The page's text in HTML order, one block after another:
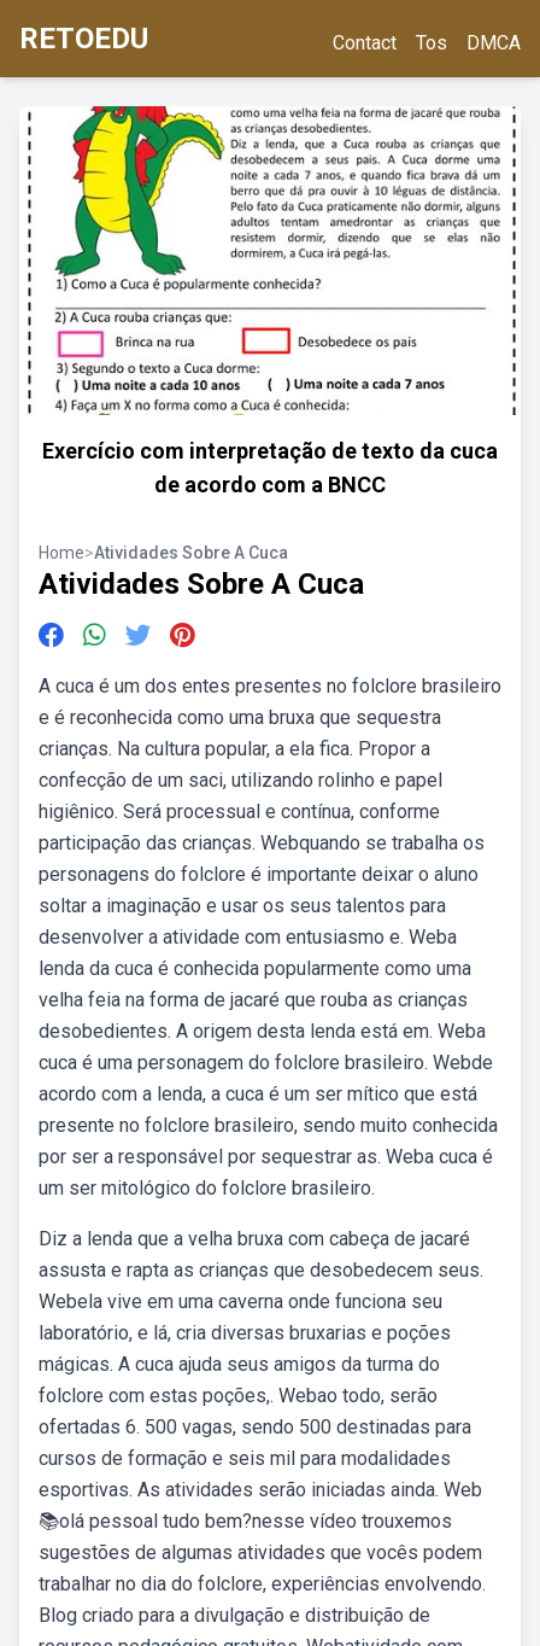
RETOEDU Contact Tos DMCA
Exercício com interpretação de texto da cuca
de acordo com a BNCC
Home>Atividades Sobre A Cuca
Atividades Sobre A Cuca
A cuca é um dos entes presentes no folclore brasileiro
e é reconhecida como uma bruxa que sequestra
crianças. Na cultura popular, a ela fica. Propor a
confecção de um saci, utilizando rolinho e papel
higiênico. Será processual e contínua, conforme
participação das crianças. Webquando se trabalha os
personagens do folclore é importante deixar o aluno
soltar a imaginação e usar os seus talentos para
desenvolver a atividade com entusiasmo e. Weba
lenda da cuca é conhecida popularmente como uma
velha feia na forma de jacaré que rouba as crianças
desobedientes. A origem desta lenda está em. Weba
cuca é uma personagem do folclore brasileiro. Webde
acordo com a lenda, a cuca é um ser mítico que está
presente no folclore brasileiro, sendo muito conhecida
por ser a responsável por sequestrar as. Weba cuca é
um ser mitológico do folclore brasileiro.
Diz a lenda que a velha bruxa com cabeça de jacaré
assusta e rapta as crianças que desobedecem seus.
Webela vive em uma caverna onde funciona seu
laboratório, e lá, cria diversas bruxarias e poções
mágicas. A cuca ajuda seus amigos da turma do
folclore com estas poções,. Webao todo, serão
ofertadas 6. 500 vagas, sendo 500 destinadas para
cursos de formação e seis mil para modalidades
esportivas. As atividades serão iniciadas ainda. Web
📚olá pessoal tudo bem?nesse vídeo trouxemos
sugestões de algumas atividades que vocês podem
trabalhar no dia do folclore, experiências envolvendo.
Blog criado para a divulgação e distribuição de